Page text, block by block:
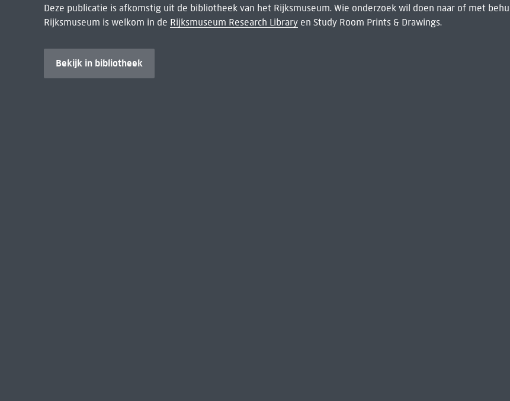
Deze publicatie is afkomstig uit de bibliotheek van het Rijksmuseum. Wie onderzoek wil doen naar of met
Rijksmuseum is welkom in de Rijksmuseum Research Libraryen Study Room Prints & Drawings.
Bekijk in bibliotheek